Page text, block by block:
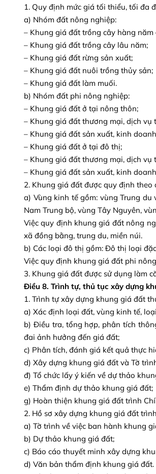
1. Quy định mức giá tối thiểu, tối đa
a) Nhóm đất nông nghiệp:
– Khung giá đất trồng cây hàng
– Khung giá đất trồng cây lâu năm;
– Khung giá đất rừng sản xuất;
– Khung giá đất nuôi trồng thủy sản;
– Khung giá đất làm muối.
b) Nhóm đất phi nông nghiệp:
– Khung giá đất ở tại nông thôn;
– Khung giá đất thương mại, dịch vụ
– Khung giá đất sản xuất, kinh
– Khung giá đất ở tại đô thị;
– Khung giá đất thương mại, dịch vụ
– Khung giá đất sản xuất, kinh
2. Khung giá đất được quy định
a) Vùng kinh tế gồm: vùng Trung
Nam Trung bộ, vùng Tây Nguyên,
Việc quy định khung giá đất nông
xã đồng bằng, trung du, miền núi.
b) Các loại đô thị gồm: Đô thị loại
Việc quy định khung giá đất phi
3. Khung giá đất được sử dụng làm
Điều 8. Trình tự, thủ tục xây dựng
1. Trình tự xây dựng khung giá đất
a) Xác định loại đất, vùng kinh tế,
b) Điều tra, tổng hợp, phân tích
đai ảnh hưởng đến giá đất;
c) Phân tích, đánh giá kết quả thực
d) Xây dựng khung giá đất và Tờ
đ) Tổ chức lấy ý kiến về dự thảo
e) Thẩm định dự thảo khung giá đất;
g) Hoàn thiện khung giá đất trình
2. Hồ sơ xây dựng khung giá đất
a) Tờ trình về việc ban hành khung
b) Dự thảo khung giá đất;
c) Báo cáo thuyết minh xây dựng
d) Văn bản thẩm định khung giá đất.